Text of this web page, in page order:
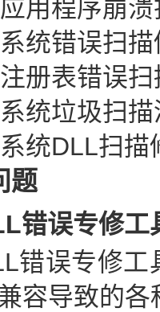
程序崩溃
错误扫描
表错误扫
垃圾扫描
DLL扫描
题
误专修工
误专修工
容导致的